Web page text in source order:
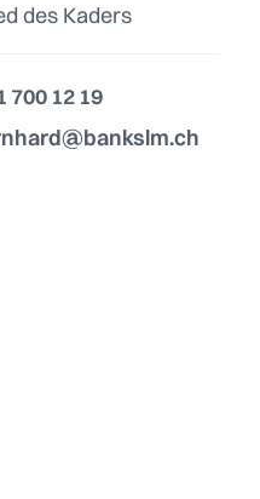
des Kaders
700 12 19